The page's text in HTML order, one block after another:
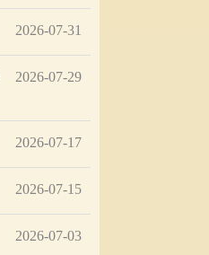
2026-07-31
2026-07-29
2026-07-17
2026-07-15
2026-07-03